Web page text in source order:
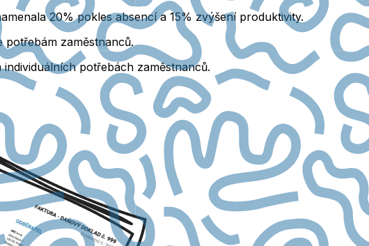
20% pokles absencí a 15% zvýšení produktivity.
potřebám zaměstnanců.
potřebách zaměstnanců.